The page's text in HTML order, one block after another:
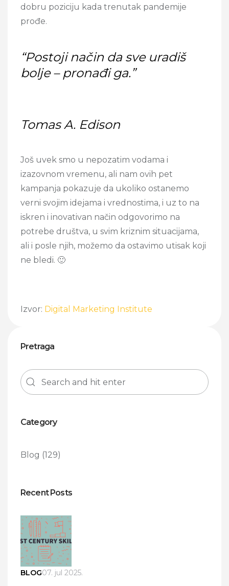
dobru poziciju kada trenutak pandemije
prođe.
“Postoji način da sve uradiš
bolje – pronađi ga.”
Tomas A. Edison
Još uvek smo u nepozatim vodama i
izazovnom vremenu, ali nam ovih pet
kampanja pokazuje da ukoliko ostanemo
verni svojim idejama i vrednostima, i uz to na
iskren i inovativan način odgovorimo na
potrebe društva, u svim kriznim situacijama,
ali i posle njih, možemo da ostavimo utisak koji
ne bledi. 🙂
Izvor: Digital Marketing Institute
Pretraga
Category
Blog (129)
Recent Posts
BLOG07. jul 2025.